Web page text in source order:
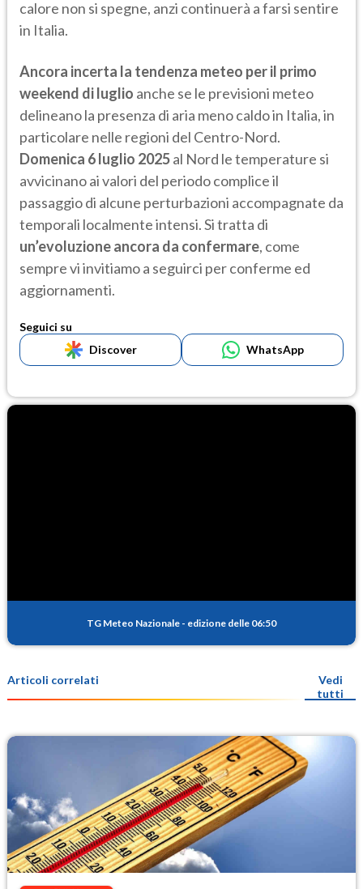
calore non si spegne, anzi continuerà a farsi sentire
in Italia.
Ancora incerta la tendenza meteo per il primo
weekend di luglio anche se le previsioni meteo
delineano la presenza di aria meno caldo in Italia, in
particolare nelle regioni del Centro-Nord.
Domenica 6 luglio 2025al Nord le temperature si
avvicinano ai valori del periodo complice il
passaggio di alcune perturbazioni accompagnate da
temporali localmente intensi. Si tratta di
un’evoluzione ancora da confermare, come
sempre vi invitiamo a seguirci per conferme ed
aggiornamenti.
Seguici su
Discover
WhatsApp
TG Meteo Nazionale - edizione delle 06:50
Articoli correlati
Vedi
tutti